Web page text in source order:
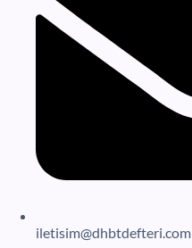
iletisim@dhbtdefteri.com